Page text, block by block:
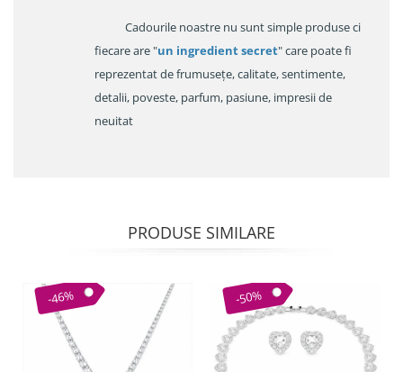
Cadourile noastre nu sunt simple produse ci
fiecare are "un ingredient secret" care poate fi
reprezentat de frumusețe, calitate, sentimente,
detalii, poveste, parfum, pasiune, impresii de
neuitat
PRODUSE SIMILARE
-46% -50%